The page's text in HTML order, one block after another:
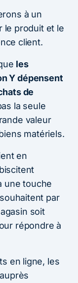
à un
le produit et le
client.
les
Y dépensent
de
la seule
valeur
matériels.
en
une touche
par
soit
répondre à
en ligne, les